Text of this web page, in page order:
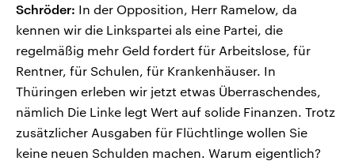
Schröder: In der Opposition, Herr Ramelow, da
kennen wir die Linkspartei als eine Partei, die
regelmäßig mehr Geld fordert für Arbeitslose, für
Rentner, für Schulen, für Krankenhäuser. In
Thüringen erleben wir jetzt etwas Überraschendes,
nämlich Die Linke legt Wert auf solide Finanzen. Trotz
zusätzlicher Ausgaben für Flüchtlinge wollen Sie
keine neuen Schulden machen. Warum eigentlich?